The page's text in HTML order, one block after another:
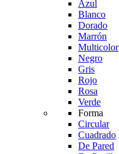
Azul
Blanco
Dorado
Marrón
Multicolor
Negro
Gris
Rojo
Rosa
Verde
Forma
Circular
Cuadrado
De Pared